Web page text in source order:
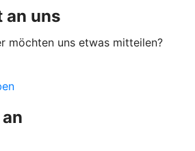
an uns
möchten uns etwas mitteilen?